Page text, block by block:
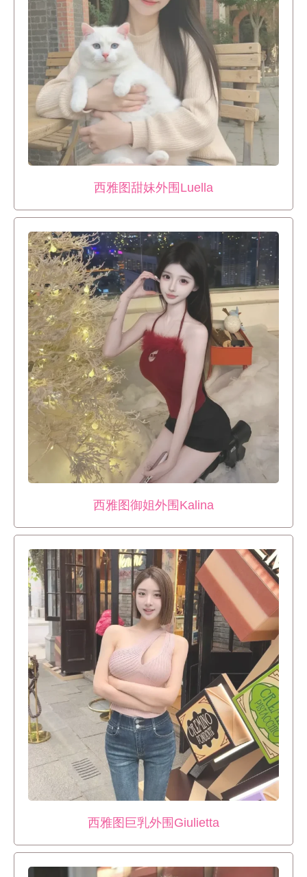
西雅图甜妹外围Luella
西雅图御姐外围Kalina
西雅图巨乳外围Giulietta